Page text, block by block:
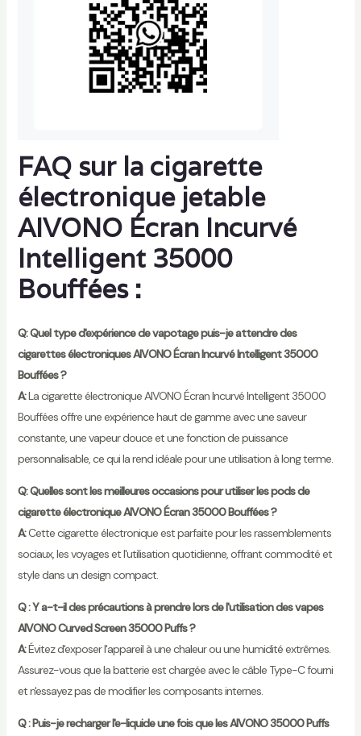
FAQ sur la cigarette
électronique jetable
AIVONO Écran Incurvé
Intelligent 35000
Bouffées :
Q: Quel type d'expérience de vapotage puis-je attendre des
cigarettes électroniques AIVONO Écran Incurvé Intelligent 35000
Bouffées ?
A:La cigarette électronique AIVONO Écran Incurvé Intelligent 35000
Bouffées offre une expérience haut de gamme avec une saveur
constante, une vapeur douce et une fonction de puissance
personnalisable, ce qui la rend idéale pour une utilisation à long terme.
Q: Quelles sont les meilleures occasions pour utiliser les pods de
cigarette électronique AIVONO Écran 35000 Bouffées ?
A:Cette cigarette électronique est parfaite pour les rassemblements
sociaux, les voyages et l'utilisation quotidienne, offrant commodité et
style dans un design compact.
Q : Y a-t-il des précautions à prendre lors de l'utilisation des vapes
AIVONO Curved Screen 35000 Puffs ?
A:Évitez d'exposer l'appareil à une chaleur ou une humidité extrêmes.
Assurez-vous que la batterie est chargée avec le câble Type-C fourni
et n'essayez pas de modifier les composants internes.
Q : Puis-je recharger l'e-liquide une fois que les AIVONO 35000 Puffs